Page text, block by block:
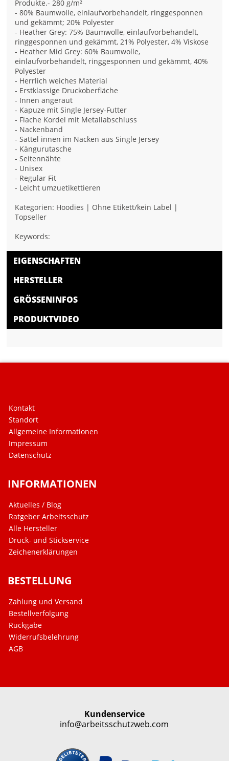
Produkte.- 280 g/m²
- 80% Baumwolle, einlaufvorbehandelt, ringgesponnen
und gekämmt; 20% Polyester
- Heather Grey: 75% Baumwolle, einlaufvorbehandelt,
ringgesponnen und gekämmt, 21% Polyester, 4% Viskose
- Heather Mid Grey: 60% Baumwolle,
einlaufvorbehandelt, ringgesponnen und gekämmt, 40%
Polyester
- Herrlich weiches Material
- Erstklassige Druckoberfläche
- Innen angeraut
- Kapuze mit Single Jersey-Futter
- Flache Kordel mit Metallabschluss
- Nackenband
- Sattel innen im Nacken aus Single Jersey
- Kängurutasche
- Seitennähte
- Unisex
- Regular Fit
- Leicht umzuetikettieren
Kategorien: Hoodies | Ohne Etikett/kein Label |
Topseller
Keywords:
EIGENSCHAFTEN
HERSTELLER
GRÖSSENINFOS
PRODUKTVIDEO
Kontakt
Standort
Allgemeine Informationen
Impressum
Datenschutz
INFORMATIONEN
Aktuelles / Blog
Ratgeber Arbeitsschutz
Alle Hersteller
Druck- und Stickservice
Zeichenerklärungen
BESTELLUNG
Zahlung und Versand
Bestellverfolgung
Rückgabe
Widerrufsbelehrung
AGB
Kundenservice
info@arbeitsschutzweb.com